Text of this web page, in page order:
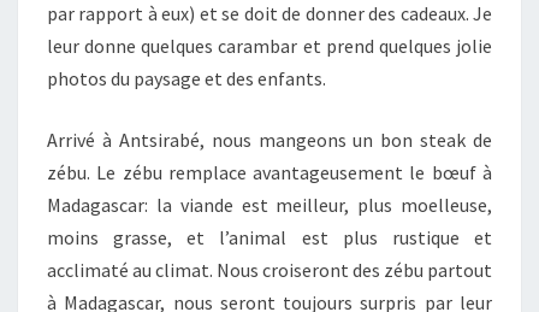
par rapport à eux) et se doit de donner des cadeaux. Je
leur donne quelques carambar et prend quelques jolie
photos du paysage et des enfants.
Arrivé à Antsirabé, nous mangeons un bon steak de
zébu. Le zébu remplace avantageusement le bœuf à
Madagascar: la viande est meilleur, plus moelleuse,
moins grasse, et l’animal est plus rustique et
acclimaté au climat. Nous croiseront des zébu partout
à Madagascar, nous seront toujours surpris par leur